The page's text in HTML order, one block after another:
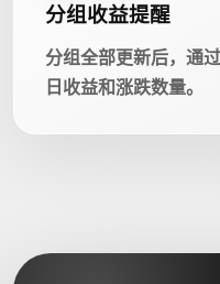
分组收益提醒
分组全部更新后，通
日收益和涨跌数量。